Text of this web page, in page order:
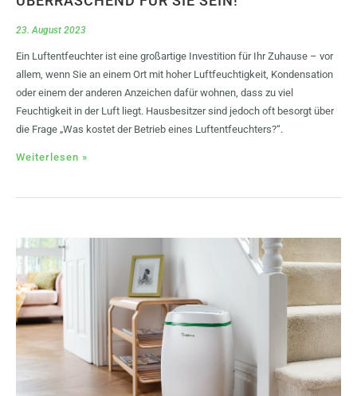
23. August 2023
Ein Luftentfeuchter ist eine großartige Investition für Ihr Zuhause – vor
allem, wenn Sie an einem Ort mit hoher Luftfeuchtigkeit, Kondensation
oder einem der anderen Anzeichen dafür wohnen, dass zu viel
Feuchtigkeit in der Luft liegt. Hausbesitzer sind jedoch oft besorgt über
die Frage „Was kostet der Betrieb eines Luftentfeuchters?“.
Weiterlesen »